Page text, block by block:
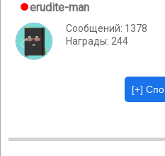
erudite-man
Сообщений: 1378
Награды: 244